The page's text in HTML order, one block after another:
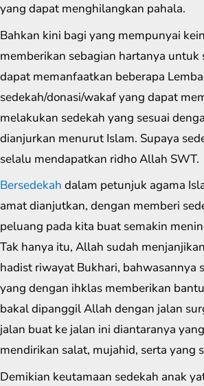
yang dapat menghilangkan pahala.
Bahkan kini bagi yang mempunyai
memberikan sebagian hartanya untuk
dapat memanfaatkan beberapa
sedekah/donasi/wakaf yang dapat
melakukan sedekah yang sesuai
dianjurkan menurut Islam. Supaya
selalu mendapatkan ridho Allah SWT.
Bersedekah dalam petunjuk agama
amat dianjutkan, dengan memberi
peluang pada kita buat semakin
Tak hanya itu, Allah sudah
hadist riwayat Bukhari, bahwasannya
yang dengan ihklas memberikan
bakal dipanggil Allah dengan jalan
jalan buat ke jalan ini diantaranya
mendirikan salat, mujahid, serta yang
Demikian keutamaan sedekah anak